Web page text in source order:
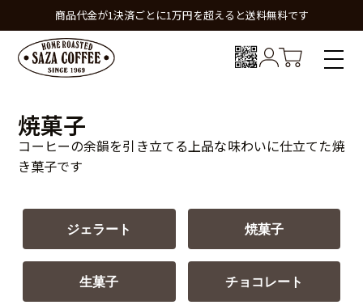
商品代金が1決済ごとに1万円を超えると送料無料です
焼菓子
コーヒーの余韻を引き立てる上品な味わいに仕立てた焼
き菓子です
ジェラート 焼菓子
生菓子 チョコレート